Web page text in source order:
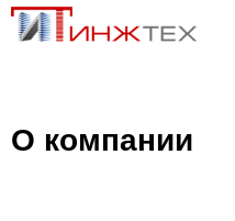
О компании